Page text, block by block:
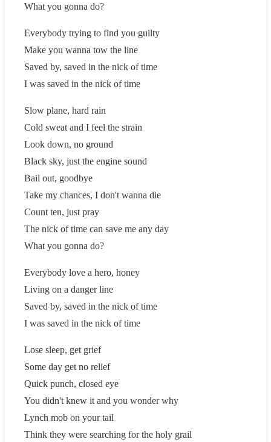
What you gonna do?
Everybody trying to find you guilty
Make you wanna tow the line
Saved by, saved in the nick of time
I was saved in the nick of time
Slow plane, hard rain
Cold sweat and I feel the strain
Look down, no ground
Black sky, just the engine sound
Bail out, goodbye
Take my chances, I don't wanna die
Count ten, just pray
The nick of time can save me any day
What you gonna do?
Everybody love a hero, honey
Living on a danger line
Saved by, saved in the nick of time
I was saved in the nick of time
Lose sleep, get grief
Some day get no relief
Quick punch, closed eye
You didn't knew it and you wonder why
Lynch mob on your tail
Think they were searching for the holy grail